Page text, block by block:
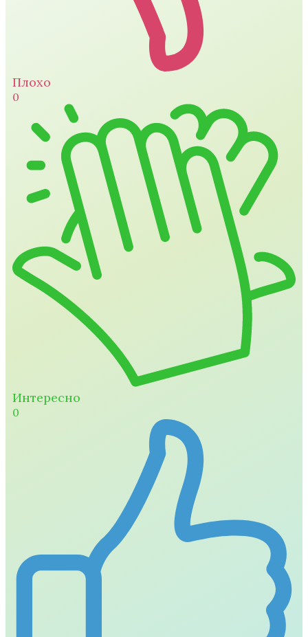
Плохо
0
Интересно
0